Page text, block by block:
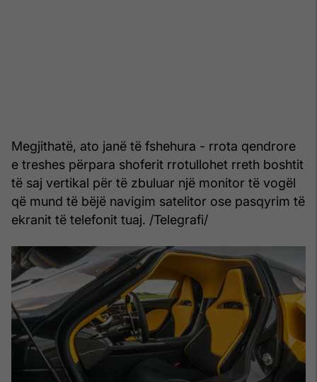
Megjithatë, ato janë të fshehura - rrota qendrore
e treshes përpara shoferit rrotullohet rreth boshtit
të saj vertikal për të zbuluar një monitor të vogël
që mund të bëjë navigim satelitor ose pasqyrim të
ekranit të telefonit tuaj. /Telegrafi/